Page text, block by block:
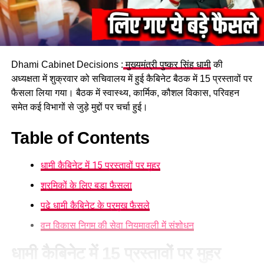
हादसे के बाद पुलिस ने दुर्घटना में शामिल मिक्सर ट्रैक्टर को अपने कब्जे में
ले लिया है। पुलिस ने चालक को भी हिरासत में लेकर मामले की जांच शुरू
कर दी है।
फिलहाल पुलिस हादसे के कारणों का पता लगाने में जुटी है। दुर्घटना किस
परिस्थिति में हुई और टक्कर के समय वाहन की गति कितनी थी, इन सभी
पहलुओं की जांच की जा रही है।
Dhami Cabinet Decisions : मुख्यमंत्री पुष्कर सिंह धामीकी
अध्यक्षता में शुक्रवार को सचिवालय में हुई कैबिनेट बैठक में 15 प्रस्तावों पर
फैसला लिया गया। बैठक में स्वास्थ्य, कार्मिक, कौशल विकास, परिवहन
समेत कई विभागों से जुड़े मुद्दों पर चर्चा हुई।
Table of Contents
धामी कैबिनेट में 15 प्रस्तावों पर मुहर
श्रमिकों के लिए बड़ा फैसला
पढ़े धामी कैबिनेट के प्रमुख फैसले
वन विकास निगम की सेवा नियमावली में संशोधन